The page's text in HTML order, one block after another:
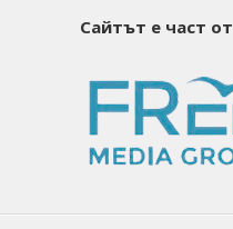
Сайтът е част от